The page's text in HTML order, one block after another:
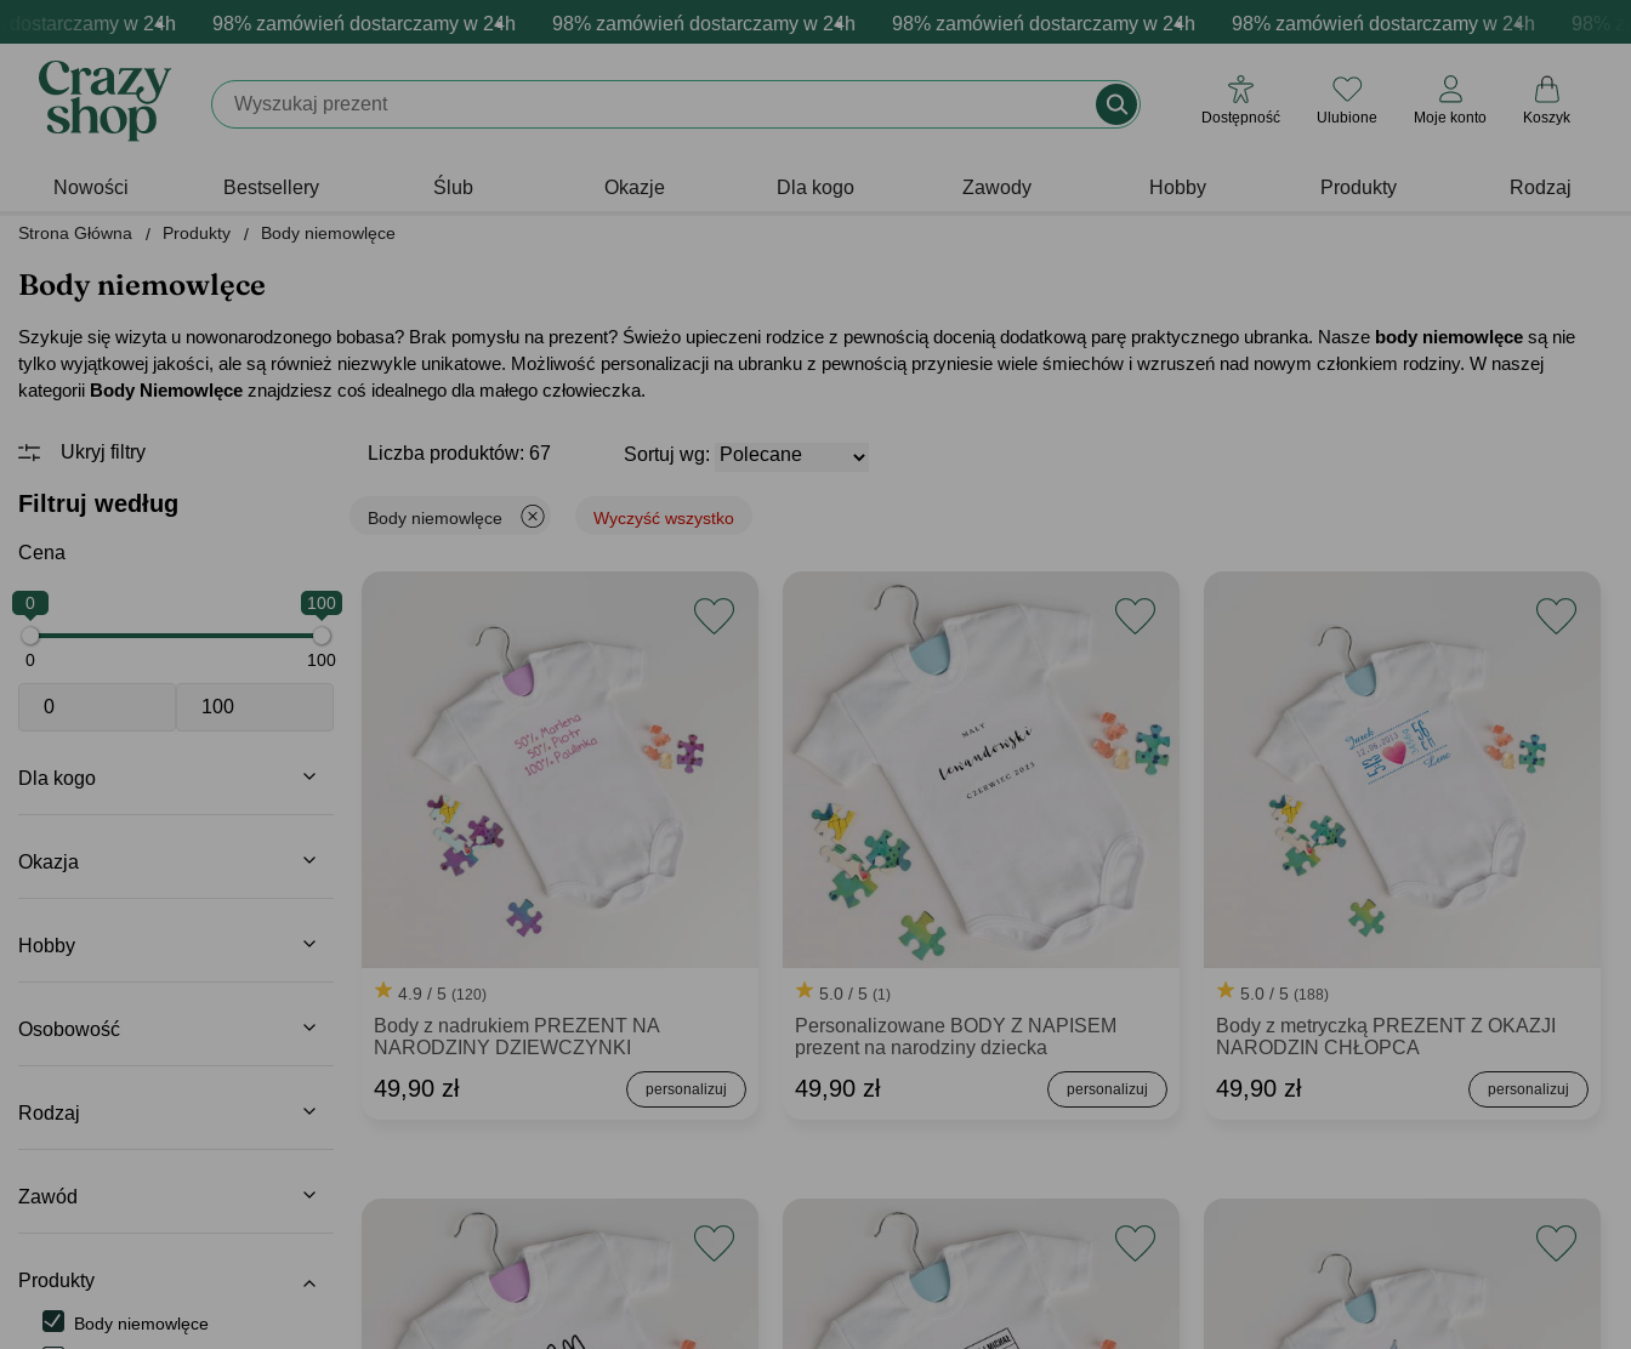
w 24h 98% zamówień dostarczamy w 24h 98% zamówień dostarczamy w 24h 98% zamówień dostarczamy w 24h 98% zamówień dostarczamy w 24h 98%
personalizacja produktów Profesjonalna i darmowa personalizacja produktów Profesjonalna i darmowa personalizacja produktów Profesjonalna i darmowa personalizacja
emocje - zawsze udane prezenty Prezentujemy pozytywne emocje - zawsze udane prezenty Prezentujemy pozytywne emocje - zawsze udane prezenty Prezentujemy
Dostępność Ulubione Moje konto Koszyk
Nowości Bestsellery Ślub Okazje Dla kogo Zawody Hobby Produkty Rodzaj
Strona Główna Produkty Body niemowlęce
Body niemowlęce
Szykuje się wizyta u nowonarodzonego bobasa? Brak pomysłu na prezent? Świeżo upieczeni rodzice z pewnością docenią dodatkową parę praktycznego ubranka. Nasze body niemowlęce są nie
tylko wyjątkowej jakości, ale są również niezwykle unikatowe. Możliwość personalizacji na ubranku z pewnością przyniesie wiele śmiechów i wzruszeń nad nowym członkiem rodziny. W naszej
kategorii Body Niemowlęce znajdziesz coś idealnego dla małego człowieczka.
Liczba produktów: 67 Sortuj wg:
Filtruj według
Cena
0 100
0 100
Dla kogo
Okazja
Hobby
Osobowość
Rodzaj
Zawód
Produkty
Body niemowlęce
Body niemowlęce Wyczyść wszystko
4.9 / 5(120)
Body z nadrukiem PREZENT NA
NARODZINY DZIEWCZYNKI
49,90 zł
5.0 / 5 (1)
Personalizowane BODY Z NAPISEM
prezent na narodziny dziecka
49,90 zł
5.0 / 5 (188)
Body z metryczką PREZENT Z OKAZJI
NARODZIN CHŁOPCA
49,90 zł